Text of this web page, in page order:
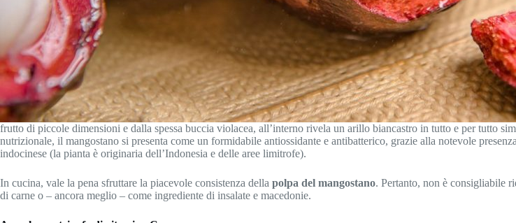
frutto di piccole dimensioni e dalla spessa buccia violacea, all’interno rivela un arillo biancastro in tutto e per tutto
nutrizionale, il mangostano si presenta come un formidabile antiossidante e antibatterico, grazie alla notevole
indocinese (la pianta è originaria dell’Indonesia e delle aree limitrofe).
In cucina, vale la pena sfruttare la piacevole consistenza della polpa del mangostano. Pertanto, non è consigliabile
di carne o – ancora meglio – come ingrediente di insalate e macedonie.